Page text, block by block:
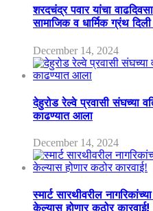
शरदचंद्र पवार यांचा वाढदिवसा
सामाजिक व धार्मिक ग्रंथ
December 14, 2024
देहुरोड रेल्वे प्रवासी संघच्या
काढण्यात आला
December 14, 2024
स्मार्ट सारथीवरील
केल्यास होणार कठोर कारवाई!